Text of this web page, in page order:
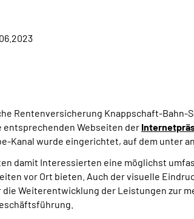
Rentenversicherung Knappschaft-Bahn-
Webseiten der
Kanal wurde eingerichtet, auf dem unter
damit Interessierten eine möglichst
vor Ort bieten. Auch der visuelle
Weiterentwicklung der Leistungen zur